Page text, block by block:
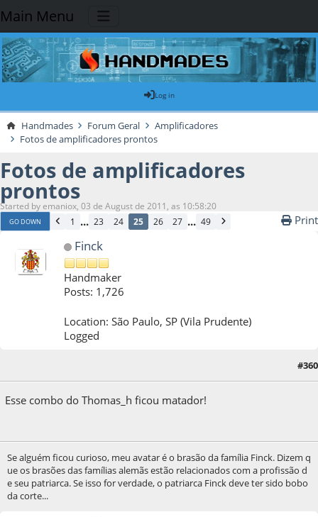
Main Menu
Log in
Handmades Forum Geral
Amplificadores
Fotos de amplificadores prontos
Fotos de amplificadores
prontos
Started by emaniox, 03 de August de 2011, as 10:58:20
GO DOWN 1 ... 23 24 25 26 27 ... 49 Print
Finck
Handmaker
Posts: 1,726
Location: São Paulo, SP (Vila Prudente)
Logged
#360
Esse combo do Thomas_h ficou matador!
Se alguém ficou curioso, meu avatar é o brasão da família Finck. Dizem q
ue os brasões das famílias alemãs estão relacionados com a profissão d
e seu patriarca. Se isso for verdade, o patriarca Finck deve ter sido bobo
da corte...